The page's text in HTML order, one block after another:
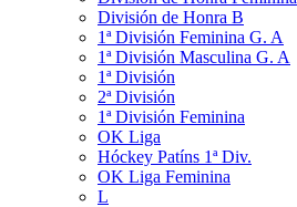
División de Honra B
1ª División Feminina G. A
1ª División Masculina G. A
1ª División
2ª División
1ª División Feminina
OK Liga
Hóckey Patíns 1ª Div.
OK Liga Feminina
L